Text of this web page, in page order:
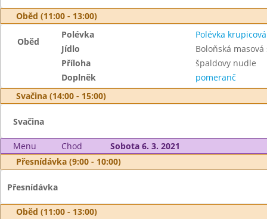
Oběd (11:00 - 13:00)
Oběd
Polévka
Polévka
Jídlo
Boloňská masová
Příloha
špaldovy nudle
Doplněk
pomeranč
Svačina (14:00 - 15:00)
Svačina
Menu Chod
Sobota 6. 3. 2021
Přesnídávka (9:00 - 10:00)
Přesnídávka
Oběd (11:00 - 13:00)